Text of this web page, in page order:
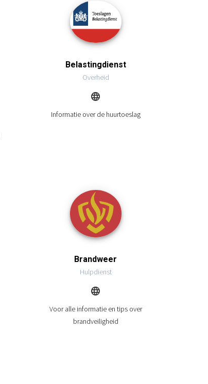
Belastingdienst
Overheid
Informatie over de huurtoeslag
Brandweer
Hulpdienst
Voor alle informatie en tips over
brandveiligheid